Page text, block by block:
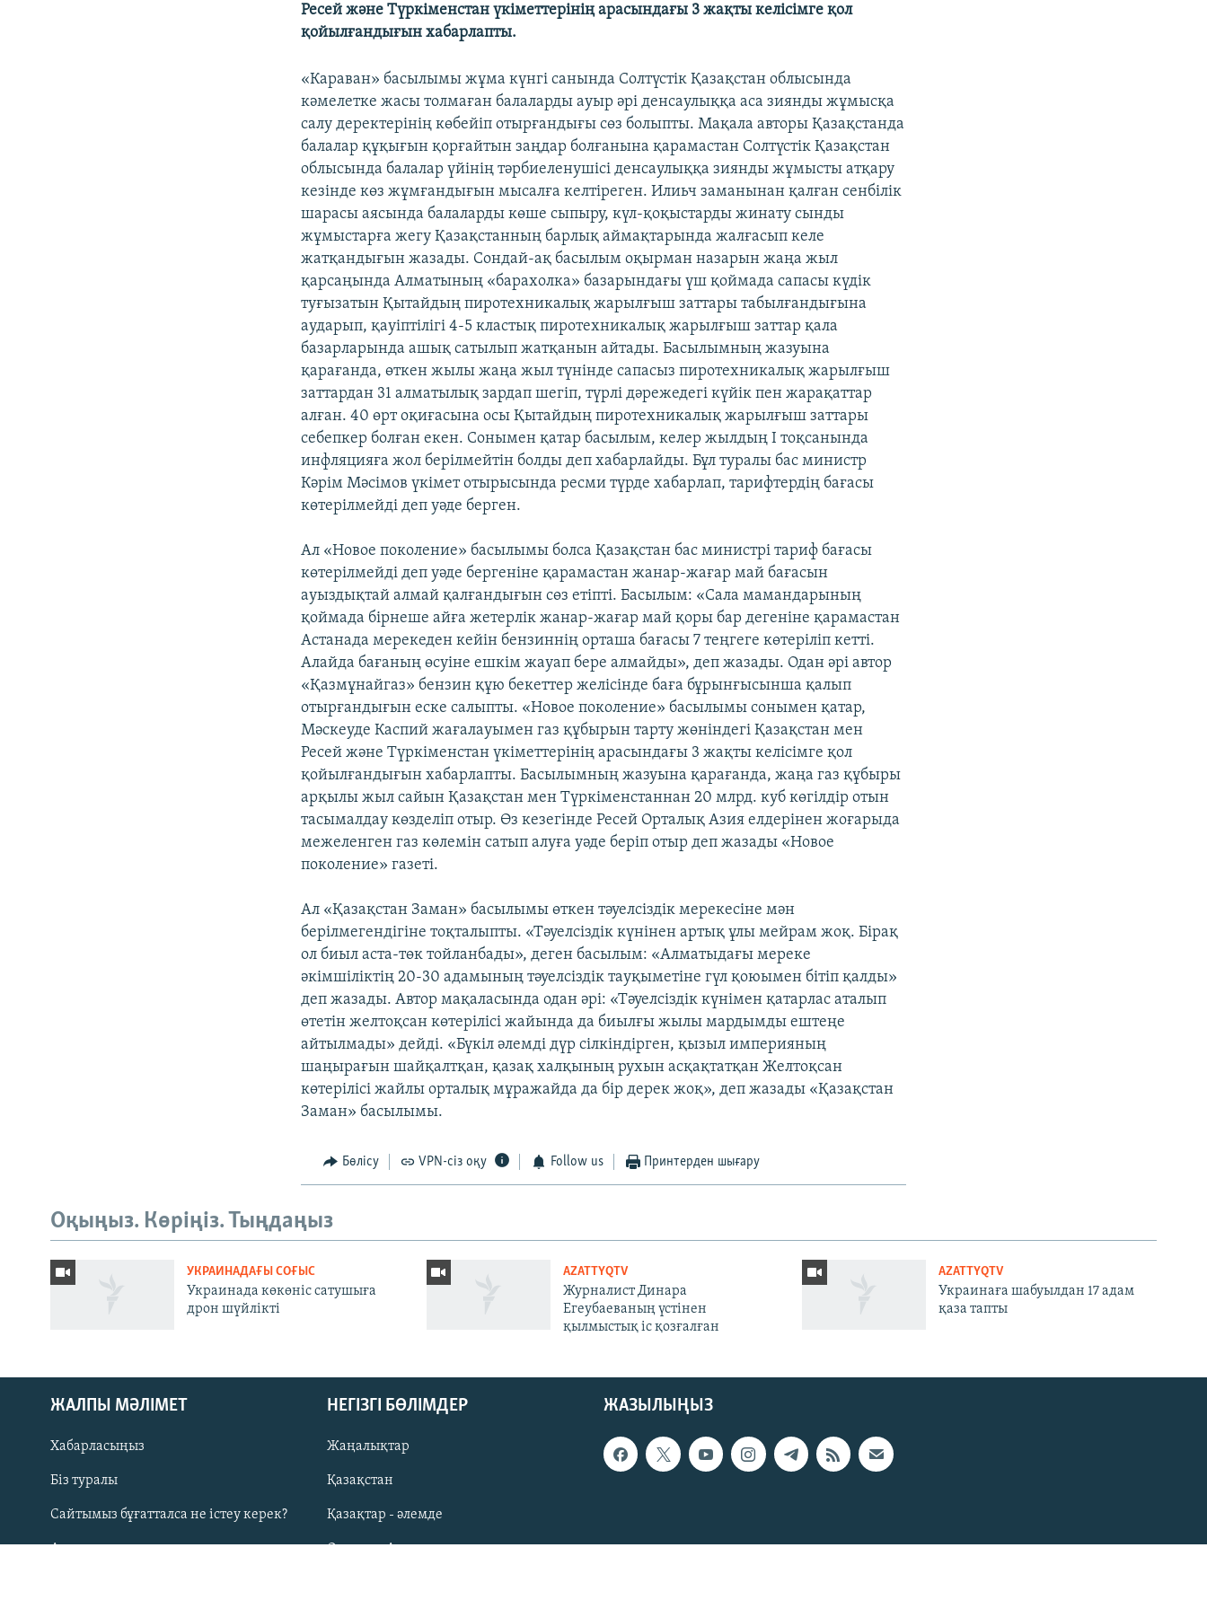
ЖАЗЫЛЫҢЫЗ
Басқа тілдерде
Ресей және Түркіменстан үкіметтерінің арасындағы 3 жақты келісімге қол
қойылғандығын хабарлапты.
«Караван» басылымы жұма күнгі санында Солтүстік Қазақстан облысында
кәмелетке жасы толмаған балаларды ауыр әрі денсаулыққа аса зиянды жұмысқа
салу деректерінің көбейіп отырғандығы сөз болыпты. Мақала авторы Қазақстанда
балалар құқығын қорғайтын заңдар болғанына қарамастан Солтүстік Қазақстан
облысында балалар үйінің тәрбиеленушісі денсаулыққа зиянды жұмысты атқару
кезінде көз жұмғандығын мысалға келтіреген. Илиьч заманынан қалған сенбілік
шарасы аясында балаларды көше сыпыру, күл-қоқыстарды жинату сынды
жұмыстарға жегу Қазақстанның барлық аймақтарында жалғасып келе
жатқандығын жазады. Сондай-ақ басылым оқырман назарын жаңа жыл
қарсаңында Алматының «барахолка» базарындағы үш қоймада сапасы күдік
туғызатын Қытайдың пиротехникалық жарылғыш заттары табылғандығына
аударып, қауіптілігі 4-5 кластық пиротехникалық жарылғыш заттар қала
базарларында ашық сатылып жатқанын айтады. Басылымның жазуына
қарағанда, өткен жылы жаңа жыл түнінде сапасыз пиротехникалық жарылғыш
заттардан 31 алматылық зардап шегіп, түрлі дәрежедегі күйік пен жарақаттар
алған. 40 өрт оқиғасына осы Қытайдың пиротехникалық жарылғыш заттары
себепкер болған екен. Сонымен қатар басылым, келер жылдың І тоқсанында
инфляцияға жол берілмейтін болды деп хабарлайды. Бұл туралы бас министр
Кәрім Мәсімов үкімет отырысында ресми түрде хабарлап, тарифтердің бағасы
көтерілмейді деп уәде берген.
Ал «Новое поколение» басылымы болса Қазақстан бас министрі тариф бағасы
көтерілмейді деп уәде бергеніне қарамастан жанар-жағар май бағасын
ауыздықтай алмай қалғандығын сөз етіпті. Басылым: «Сала мамандарының
қоймада бірнеше айға жетерлік жанар-жағар май қоры бар дегеніне қарамастан
Астанада мерекеден кейін бензиннің орташа бағасы 7 теңгеге көтеріліп кетті.
Алайда бағаның өсуіне ешкім жауап бере алмайды», деп жазады. Одан әрі автор
«Қазмұнайгаз» бензин құю бекеттер желісінде баға бұрынғысынша қалып
отырғандығын еске салыпты. «Новое поколение» басылымы сонымен қатар,
Мәскеуде Каспий жағалауымен газ құбырын тарту жөніндегі Қазақстан мен
Ресей және Түркіменстан үкіметтерінің арасындағы 3 жақты келісімге қол
қойылғандығын хабарлапты. Басылымның жазуына қарағанда, жаңа газ құбыры
арқылы жыл сайын Қазақстан мен Түркіменстаннан 20 млрд. куб көгілдір отын
тасымалдау көзделіп отыр. Өз кезегінде Ресей Орталық Азия елдерінен жоғарыда
межеленген газ көлемін сатып алуға уәде беріп отыр деп жазады «Новое
поколение» газеті.
Ал «Қазақстан Заман» басылымы өткен тәуелсіздік мерекесіне мән
берілмегендігіне тоқталыпты. «Тәуелсіздік күнінен артық ұлы мейрам жоқ. Бірақ
ол биыл аста-төк тойланбады», деген басылым: «Алматыдағы мереке
әкімшіліктің 20-30 адамының тәуелсіздік тауқыметіне гүл қоюымен бітіп қалды»
деп жазады. Автор мақаласында одан әрі: «Тәуелсіздік күнімен қатарлас аталып
өтетін желтоқсан көтерілісі жайында да биылғы жылы мардымды ештеңе
айтылмады» дейді. «Бүкіл әлемді дүр сілкіндірген, қызыл империяның
шаңырағын шайқалтқан, қазақ халқының рухын асқақтатқан Желтоқсан
көтерілісі жайлы орталық мұражайда да бір дерек жоқ», деп жазады «Қазақстан
Заман» басылымы.
Бөлісу VPN-сіз оқу Follow us Принтерден шығару
Оқыңыз. Көріңіз. Тыңдаңыз
УКРАИНАДАҒЫ СОҒЫС
Украинада көкөніс сатушыға
дрон шүйлікті
AZATTYQTV
Журналист Динара
Егеубаеваның үстінен
қылмыстық іс қозғалған
AZATTYQTV
Украинаға шабуылдан 17 адам
қаза тапты
ЖАЗЫЛЫҢЫЗ
ЖАЛПЫ МӘЛІМЕТ
Хабарласыңыз
Біз туралы
Сайтымыз бұғатталса не істеу керек?
Азаттық қосымшалары
НЕГІЗГІ БӨЛІМДЕР
Жаңалықтар
Қазақстан
Қазақтар - әлемде
Орталық Азия